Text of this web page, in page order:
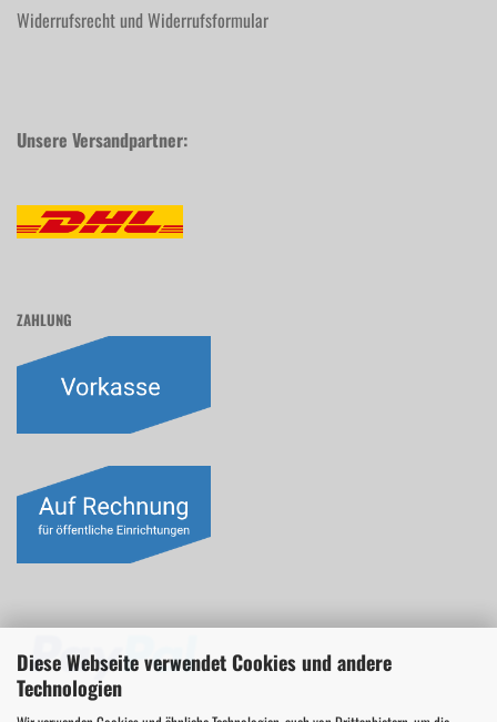
Diese Webseite verwendet Cookies und andere
Technologien
Widerrufsrecht und Widerrufsformular
Unsere Versandpartner:
ZAHLUNG